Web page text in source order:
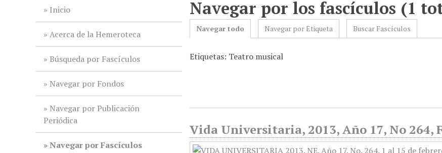
Inicio
Acerca de la Hemeroteca
Búsqueda por Fascículos
Navegar por Fondos
Navegar por Publicación
Periódica
Navegar por Fascículos
Navegar por los fascículos (1
Navegar todo Navegar por Etiqueta Buscar Fascículos
Etiquetas: Teatro musical
Vida Universitaria, 2013, Año 17, No 264,